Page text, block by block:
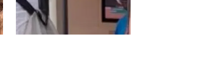
ニス」車いす部門 WOWOW が小田
凱人、上地結衣にインタビュー!